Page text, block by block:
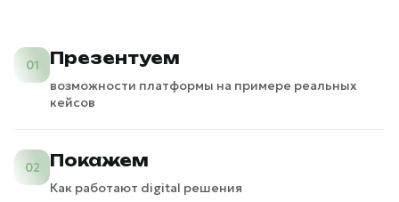
01 Презентуем
возможности платформы на примере реальных
кейсов
02 Покажем
Как работают digital решения